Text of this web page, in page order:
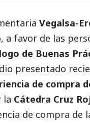
Vegalsa-
a favor de las
de Buenas
presentado
de compra
la Cátedra Cruz
de compra de